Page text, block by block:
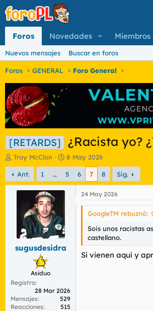
Foros Novedades Miembros
Nuevos mensajes Buscar en foros
Foros GENERAL Foro General
[RETARDS] ¿Racista yo?
I
n
i
c
d
e
m
Troy McClon
F
e
c
h
8 May 2026
Ant. 1 … 5 6 7 8 Sig.
sugusdesidra
Asiduo
Registro
28 Mar 2026
Mensajes
529
Reacciones
515
24 May 2026
GoogleTM rebuznó:
Sois unos racistas
castellano.
Si vienen aquí y